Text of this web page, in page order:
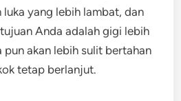
yang lebih lambat, dan
Anda adalah gigi lebih
pun akan lebih sulit bertahan
tetap berlanjut.